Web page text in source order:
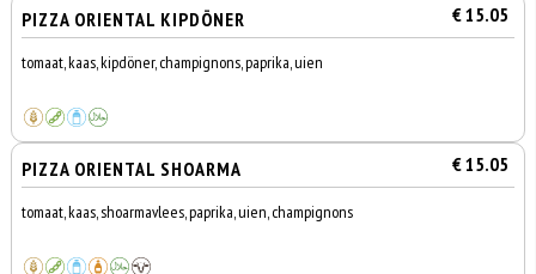
PIZZA ORIENTAL KIPDÖNER € 15.05
tomaat, kaas, kipdöner, champignons, paprika, uien
PIZZA ORIENTAL SHOARMA € 15.05
tomaat, kaas, shoarmavlees, paprika, uien, champignons